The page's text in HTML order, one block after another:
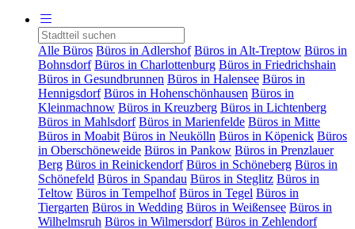
Alle Büros Büros in Adlershof Büros in Alt-Treptow Büros in
Bohnsdorf Büros in Charlottenburg Büros in Friedrichshain
Büros in Gesundbrunnen Büros in Halensee Büros in
Hennigsdorf Büros in Hohenschönhausen Büros in
Kleinmachnow Büros in Kreuzberg Büros in Lichtenberg
Büros in Mahlsdorf Büros in Marienfelde Büros in Mitte
Büros in Moabit Büros in Neukölln Büros in Köpenick Büros
in Oberschöneweide Büros in Pankow Büros in Prenzlauer
Berg Büros in Reinickendorf Büros in Schöneberg Büros in
Schönefeld Büros in Spandau Büros in Steglitz Büros in
Teltow Büros in Tempelhof Büros in Tegel Büros in
Tiergarten Büros in Wedding Büros in Weißensee Büros in
Wilhelmsruh Büros in Wilmersdorf Büros in Zehlendorf